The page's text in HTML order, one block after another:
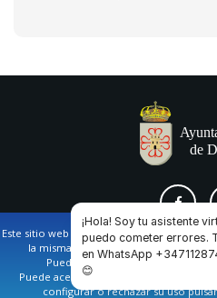
AVISO LEGAL Y POLÍTICA DE
Este sitio web utiliza cookies propias y de
la misma y obtener datos estadísticos
Puede obtener más información
Puede aceptar todas las cookies
configurar o rechazar su uso
¡Hola! Soy tu asistente
puedo cometer errores.
en WhatsApp
😊